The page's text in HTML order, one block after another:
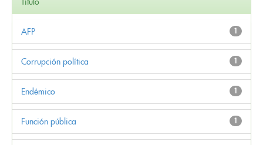
1
AFP
1
Corrupción política
1
Endémico
1
Función pública